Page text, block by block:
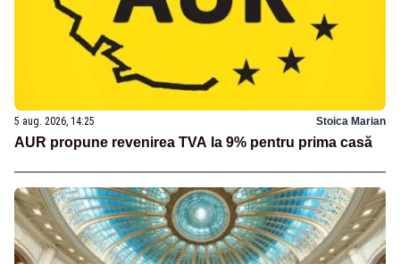
5 aug. 2026, 14:25 Stoica Marian
AUR propune revenirea TVA la 9% pentru prima casă